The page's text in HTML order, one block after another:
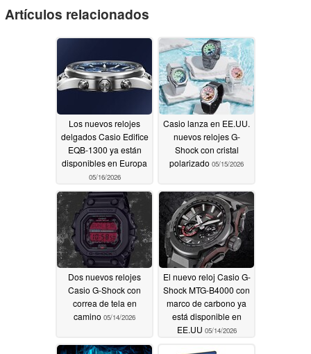
Artículos relacionados
Los nuevos relojes
delgados Casio Edifice
EQB-1300 ya están
disponibles en Europa
05/16/2026
Casio lanza en EE.UU.
nuevos relojes G-
Shock con cristal
polarizado 05/15/2026
Dos nuevos relojes
Casio G-Shock con
correa de tela en
camino 05/14/2026
El nuevo reloj Casio G-
Shock MTG-B4000 con
marco de carbono ya
está disponible en
EE.UU 05/14/2026